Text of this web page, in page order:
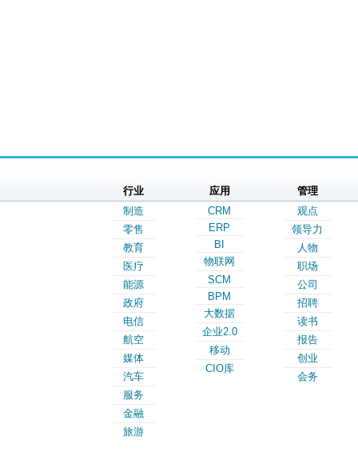
行业
制造
零售
教育
医疗
能源
政府
电信
航空
媒体
汽车
服务
金融
旅游
应用
CRM
ERP
BI
物联网
SCM
BPM
大数据
企业2.0
移动
CIO库
管理
观点
领导力
人物
职场
公司
招聘
读书
报告
创业
会务